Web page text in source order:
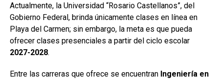
Actualmente, la Universidad “Rosario Castellanos”, del
Gobierno Federal, brinda únicamente clases en línea en
Playa del Carmen; sin embargo, la meta es que pueda
ofrecer clases presenciales a partir del ciclo escolar
2027-2028.
Entre las carreras que ofrece se encuentran Ingeniería en